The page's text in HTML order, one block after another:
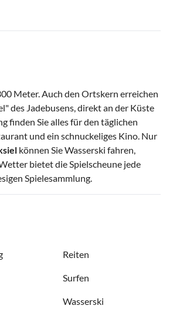
Meter. Auch den Ortskern erreichen
des Jadebusens, direkt an der Küste
finden Sie alles für den täglichen
und ein schnuckeliges Kino. Nur
können Sie Wasserski fahren,
bietet die Spielscheune jede
Spielesammlung.
Reiten
Surfen
Wasserski